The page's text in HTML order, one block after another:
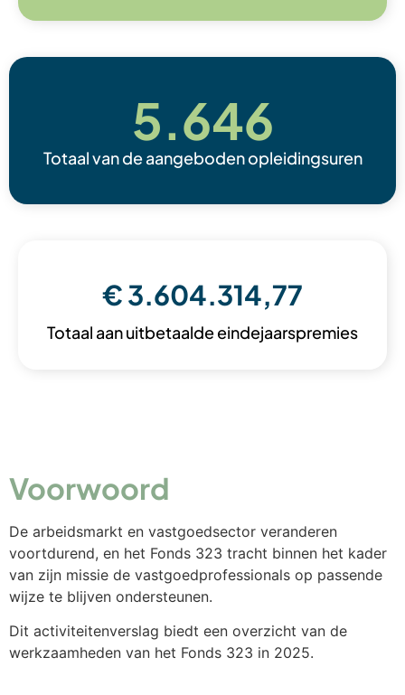
Totaal van de aangeboden opleidingsuren
5.646
Totaal aan uitbetaalde eindejaarspremies
€ 3.604.314,77
Voorwoord
De arbeidsmarkt en vastgoedsector veranderen
voortdurend, en het Fonds 323 tracht binnen het kader
van zijn missie de vastgoedprofessionals op passende
wijze te blijven ondersteunen.
Dit activiteitenverslag biedt een overzicht van de
werkzaamheden van het Fonds 323 in 2025.